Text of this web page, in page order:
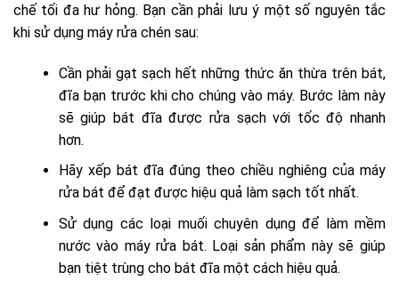
chế tối đa hư hỏng. Bạn cần phải lưu ý một số nguyên tắc
khi sử dụng máy rửa chén sau:
Cần phải gạt sạch hết những thức ăn thừa trên bát,
đĩa bạn trước khi cho chúng vào máy. Bước làm này
sẽ giúp bát đĩa được rửa sạch với tốc độ nhanh
hơn.
Hãy xếp bát đĩa đúng theo chiều nghiêng của máy
rửa bát để đạt được hiệu quả làm sạch tốt nhất.
Sử dụng các loại muối chuyên dụng để làm mềm
nước vào máy rửa bát. Loại sản phẩm này sẽ giúp
bạn tiệt trùng cho bát đĩa một cách hiệu quả.